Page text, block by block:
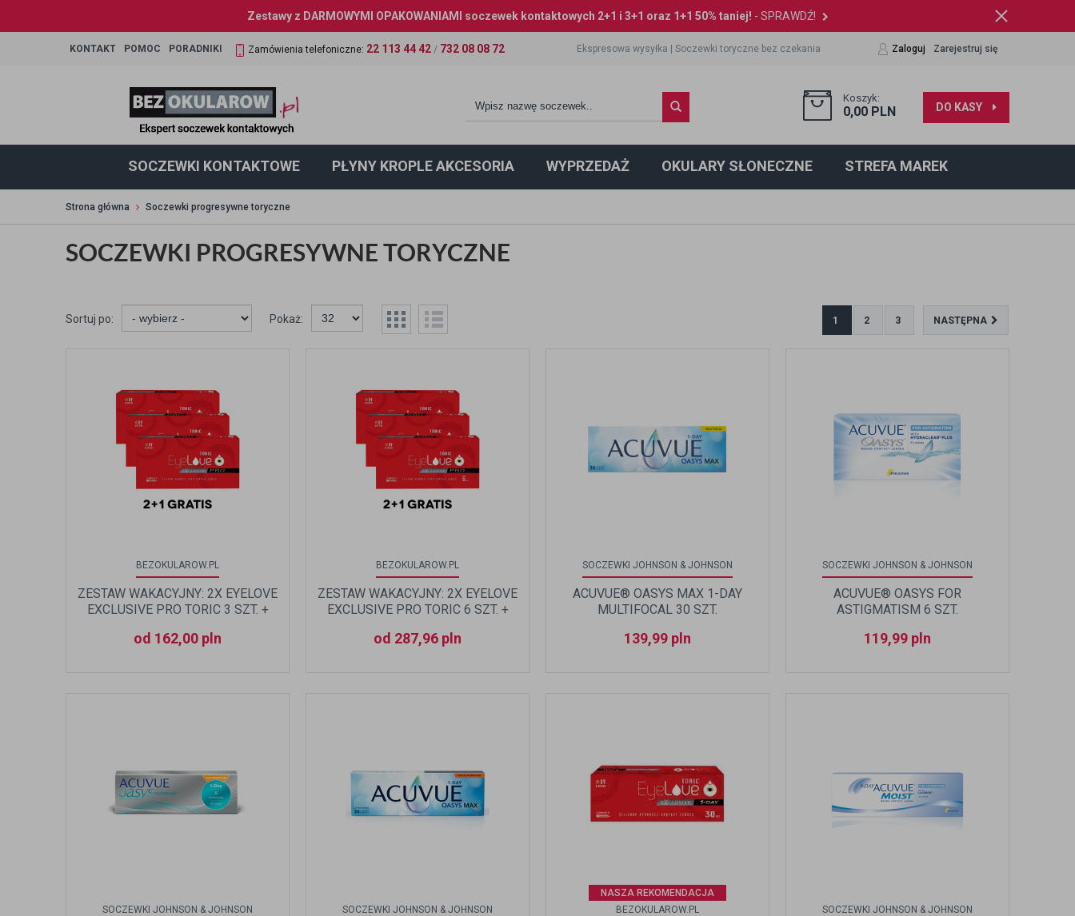
Zestawy z DARMOWYMI OPAKOWANIAMI soczewek kontaktowych 2+1 i 3+1 oraz 1+1 50% taniej! - SPRAWDŹ!
KONTAKT POMOC PORADNIKI Zamówienia telefoniczne: 22 113 44 42 / 732 08 08 72 Ekspresowa wysyłka |Soczewki toryczne bez czekania Zaloguj Zarejestruj się
Koszyk:
0,00 PLN DO KASY
SOCZEWKI KONTAKTOWE PŁYNY KROPLE AKCESORIA WYPRZEDAŻ OKULARY SŁONECZNE STREFA MAREK
Strona główna Soczewki progresywne toryczne
SOCZEWKI PROGRESYWNE TORYCZNE
Sortuj po: Pokaż: 1 2 3 NASTĘPNA
BEZOKULAROW.PL
ZESTAW WAKACYJNY: 2X EYELOVE
EXCLUSIVE PRO TORIC 3 SZT. +
od 162,00 pln
BEZOKULAROW.PL
ZESTAW WAKACYJNY: 2X EYELOVE
EXCLUSIVE PRO TORIC 6 SZT. +
od 287,96 pln
SOCZEWKI JOHNSON & JOHNSON
ACUVUE® OASYS MAX 1-DAY
MULTIFOCAL 30 SZT.
139,99 pln
SOCZEWKI JOHNSON & JOHNSON
ACUVUE® OASYS FOR
ASTIGMATISM 6 SZT.
119,99 pln
SOCZEWKI JOHNSON & JOHNSON SOCZEWKI JOHNSON & JOHNSON
NASZA REKOMENDACJA
BEZOKULAROW.PL
SOCZEWKI JOHNSON & JOHNSON